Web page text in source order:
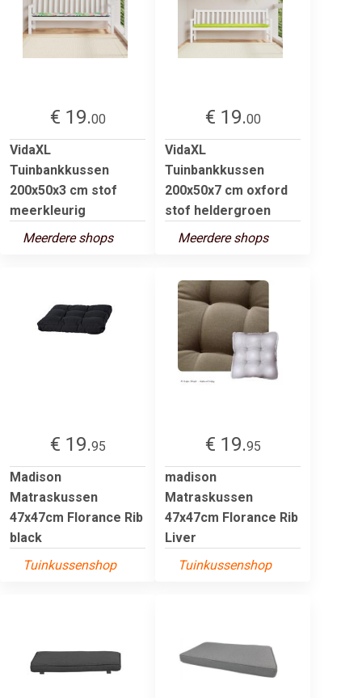
€ 19.00
VidaXL
Tuinbankkussen
200x50x3 cm stof
meerkleurig
Meerdere shops
€ 19.00
VidaXL
Tuinbankkussen
200x50x7 cm oxford
stof heldergroen
Meerdere shops
€ 19.95
Madison
Matraskussen
47x47cm Florance Rib
black
Tuinkussenshop
€ 19.95
madison
Matraskussen
47x47cm Florance Rib
Liver
Tuinkussenshop